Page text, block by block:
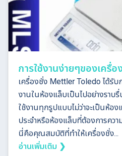
การใช้งานง่ายๆของเครื่
เครื่องชั่ง Mettler Toledo ได้รับ
งานในห้องแล็บเป็นไปอย่างราบ
ใช้งานทุกรูปแบบไม่ว่าจะเป็นห้อ
ประจำหรือห้องแล็บที่ต้องการคว
นี่คือคุณสมบัติที่ทำให้เครื่องชั่ง...
อ่านเพิ่มเติม ❯